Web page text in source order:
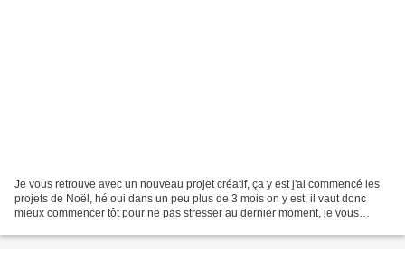
Je vous retrouve avec un nouveau projet créatif, ça y est j'ai commencé les
projets de Noël, hé oui dans un peu plus de 3 mois on y est, il vaut donc
mieux commencer tôt pour ne pas stresser au dernier moment, je vous